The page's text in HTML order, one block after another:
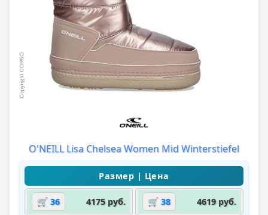
O'NEILL Lisa Chelsea Women Mid Winterstiefel
🛒 36 4175 руб. 🛒 38 4619 руб.